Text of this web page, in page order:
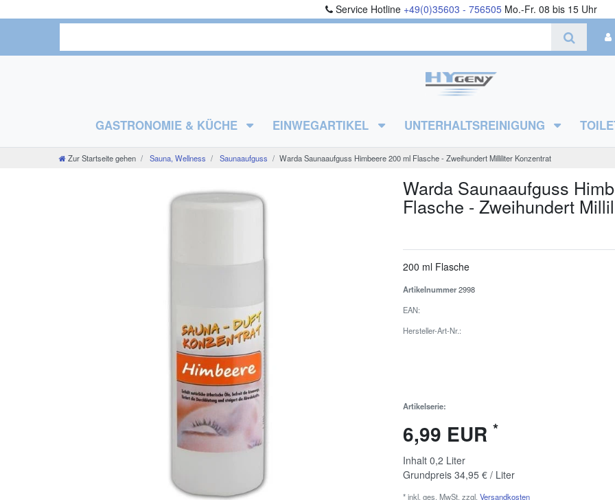
Service Hotline +49(0)35603 - 756505 Mo.-Fr. 08 bis 15 Uhr
GASTRONOMIE & KÜCHE EINWEGARTIKEL UNTERHALTSREINIGUNG
Zur Startseite gehen Sauna, Wellness Saunaaufguss Warda Saunaaufguss Himbeere 200 ml Flasche - Zweihundert Milliliter Konzentrat
Warda Saunaaufguss
Flasche - Zweihundert
200 ml Flasche
Artikelnummer2998
EAN:
Hersteller-Art-Nr.:
Artikelserie:
6,99 EUR *
Inhalt 0,2 Liter
Grundpreis 34,95 € / Liter
* inkl. ges. MwSt. zzgl. Versandkosten